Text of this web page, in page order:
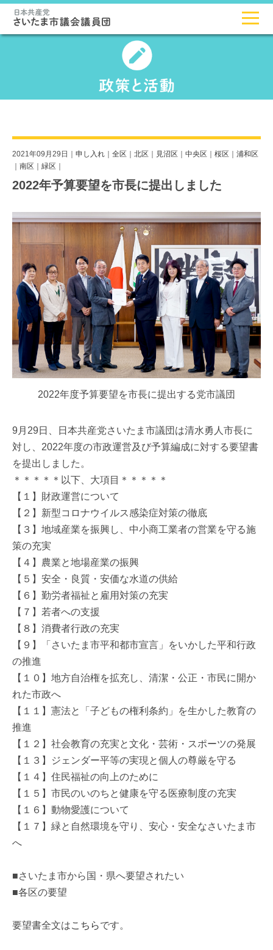
2021年09月29日｜ 申し入れ 全区 北区 見沼区 中央区 桜区
浦和区
南区 緑区
2022年予算要望を市長に提出しました
2022年度予算要望を市長に提出する党市議団
9月29日、日本共産党さいたま市議団は清水勇人市長に
対し、2022年度の市政運営及び予算編成に対する要望書
を提出しました。
＊＊＊＊＊以下、大項目＊＊＊＊＊
【１】財政運営について
【２】新型コロナウイルス感染症対策の徹底
【３】地域産業を振興し、中小商工業者の営業を守る施
策の充実
【４】農業と地場産業の振興
【５】安全・良質・安価な水道の供給
【６】勤労者福祉と雇用対策の充実
【７】若者への支援
【８】消費者行政の充実
【９】「さいたま市平和都市宣言」をいかした平和行政
の推進
【１０】地方自治権を拡充し、清潔・公正・市民に開か
れた市政へ
【１１】憲法と「子どもの権利条約」を生かした教育の
推進
【１２】社会教育の充実と文化・芸術・スポーツの発展
【１３】ジェンダー平等の実現と個人の尊厳を守る
【１４】住民福祉の向上のために
【１５】市民のいのちと健康を守る医療制度の充実
【１６】動物愛護について
【１７】緑と自然環境を守り、安心・安全なさいたま市
へ
■さいたま市から国・県へ要望されたい
■各区の要望
要望書全文はこちらです。